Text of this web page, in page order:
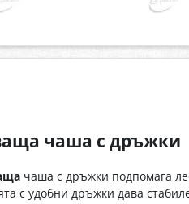
чаша с дръжки
чаша с дръжки подпомага
с удобни дръжки дава